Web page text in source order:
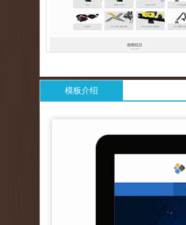
模板介绍